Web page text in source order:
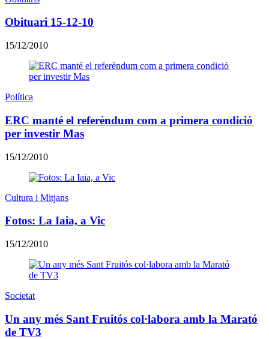
Obituari 15-12-10
15/12/2010
Política
ERC manté el referèndum com a primera condició
per investir Mas
15/12/2010
Cultura i Mitjans
Fotos: La Iaia, a Vic
15/12/2010
Societat
Un any més Sant Fruitós col·labora amb la Marató
de TV3